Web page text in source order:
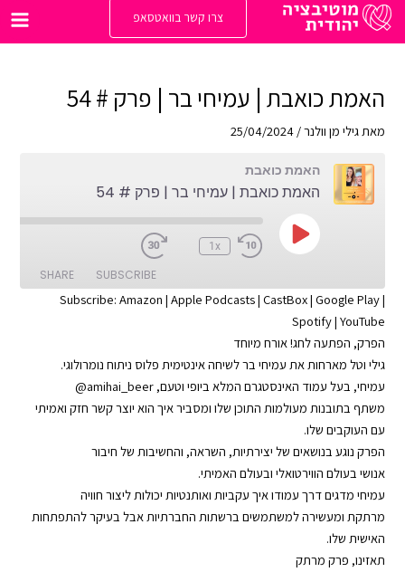
לתוכן
צרו קשר בוואטסאפ
האמת כואבת | עמיחי בר | פרק # 54
מאתגילי מן וולנר/
25/04/2024
האמת כואבת
האמת כואבת | עמיחי בר | פרק # 54
Play
Episode
1x
SUBSCRIBE
SHARE
Amazon
Spotify
YouTube
RSS FEED
SHARE
LINK
Subscribe: Amazon | Apple Podcasts| CastBox| Google Play|
Spotify| YouTube
הפרק, הפתעה לחג! אורח מיוחד
גילי וטל מארחות את עמיחי בר לשיחה אינטימית פלוס ניתוח נומרולוגי.
עמיחי, בעל עמוד האינסטגרם המלא ביופי וטעם, amihai_beer@
משתף בתובנות מעולמות התוכן שלו ומסביר איך הוא יוצר קשר חזק ואמיתי
עם העוקבים שלו.
הפרק נוגע בנושאים של יצירתיות, השראה, והחשיבות של חיבור
אנושי בעולם הווירטואלי ובעולם האמיתי.
עמיחי מדגים דרך עמודו איך עקביות ואותנטיות יכולות ליצור חוויה
מרתקת ומעשירה למשתמשים ברשתות החברתיות אבל בעיקר להתפתחות
האישית שלו.
תאזינו, פרק מרתק